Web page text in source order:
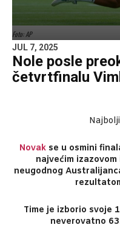
Foto: AP
JUL 7, 2025
Nole posle
četvrtfinalu
Novak se u osmini
najvećim
neugodnog
Time je izborio svoje
neverovatno